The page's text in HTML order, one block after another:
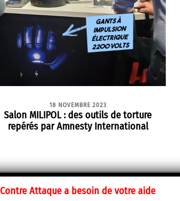
18 NOVEMBRE 2023
Salon MILIPOL : des outils de torture
repérés par Amnesty International
Contre Attaque a besoin de votre aide